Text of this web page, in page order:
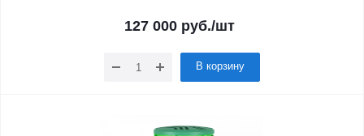
127 000руб./шт
В корзину